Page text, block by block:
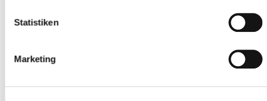
Statistiken
Marketing
-